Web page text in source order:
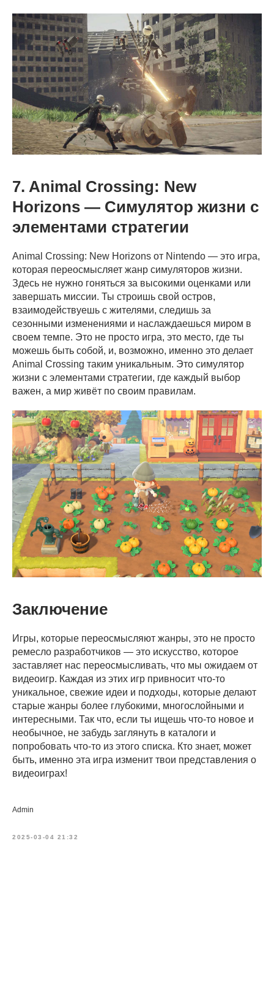
7. Animal Crossing: New
Horizons — Симулятор жизни с
элементами стратегии
Animal Crossing: New Horizons от Nintendo — это игра,
которая переосмысляет жанр симуляторов жизни.
Здесь не нужно гоняться за высокими оценками или
завершать миссии. Ты строишь свой остров,
взаимодействуешь с жителями, следишь за
сезонными изменениями и наслаждаешься миром в
своем темпе. Это не просто игра, это место, где ты
можешь быть собой, и, возможно, именно это делает
Animal Crossing таким уникальным. Это симулятор
жизни с элементами стратегии, где каждый выбор
важен, а мир живёт по своим правилам.
Заключение
Игры, которые переосмысляют жанры, это не просто
ремесло разработчиков — это искусство, которое
заставляет нас переосмысливать, что мы ожидаем от
видеоигр. Каждая из этих игр привносит что-то
уникальное, свежие идеи и подходы, которые делают
старые жанры более глубокими, многослойными и
интересными. Так что, если ты ищешь что-то новое и
необычное, не забудь заглянуть в каталоги и
попробовать что-то из этого списка. Кто знает, может
быть, именно эта игра изменит твои представления о
видеоиграх!
Admin
2025-03-04 21:32